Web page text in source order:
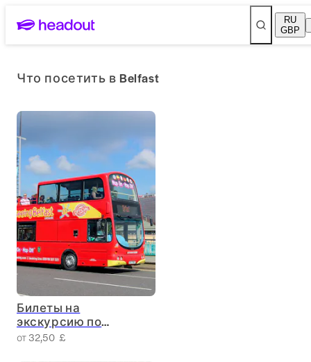
RU
GBP
Что посетить в Belfast
Билеты на
экскурсию по
Белфасту «City
от 32,50 £